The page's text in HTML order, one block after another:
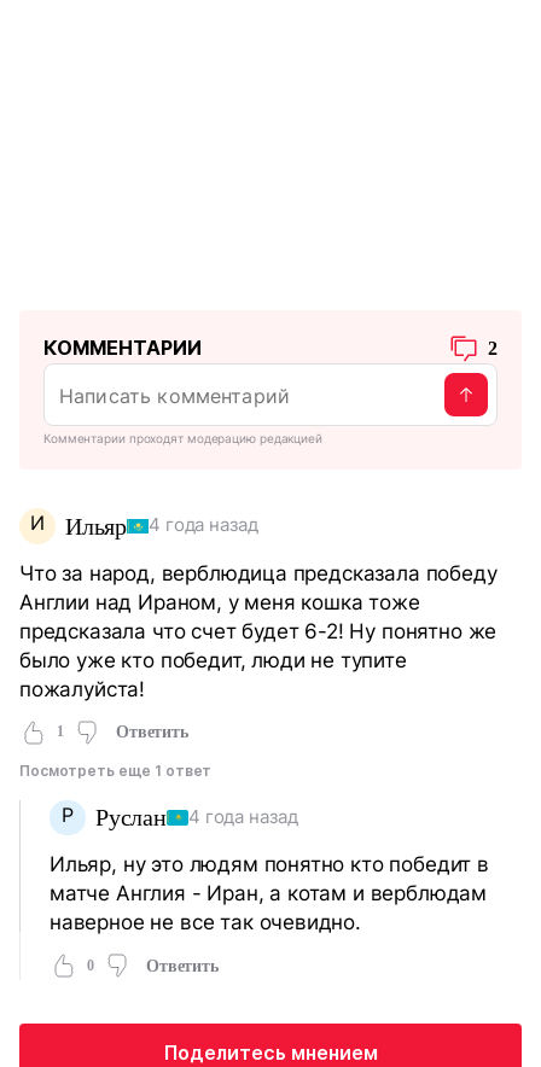
КОММЕНТАРИИ 2
Комментарии проходят модерацию редакцией
И Ильяр 4 года назад
Что за народ, верблюдица предсказала победу
Англии над Ираном, у меня кошка тоже
предсказала что счет будет 6-2! Ну понятно же
было уже кто победит, люди не тупите
пожалуйста!
1 Ответить
Посмотреть еще 1 ответ
Р Руслан 4 года назад
Ильяр, ну это людям понятно кто победит в
матче Англия - Иран, а котам и верблюдам
наверное не все так очевидно.
0 Ответить
Поделитесь мнением